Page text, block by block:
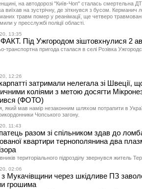
на автодорозі "Київ-Чоп" сталась смертельна
виїхав на зустрічну, де зіткнувся з бусом. Керманич
травм помер у реанімації, ще четверо
у пресслужбі поліції області.
13:35
Під Ужгородом зіштовхнулися 2
транспортна пригода сталася в селі Розівка
12:26
затримали нелегала зі Швеції,
коліями з метою досягти
(ФОТО)
який мав намір незаконним шляхом потрапити в
Чопського загону.
11:43
разом зі спільником здав до
квартири тернополянина два
територіального підрозділу звернувся житель
02:06
Мукачівщини через шкідливе ПЗ
грошима